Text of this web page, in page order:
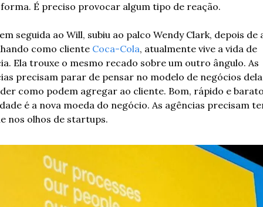
É preciso provocar algum tipo de reação.
seguida ao Will, subiu ao palco Wendy Clark, depois de
como cliente Coca-Cola, atualmente vive a vida de
Ela trouxe o mesmo recado sobre um outro ângulo. As
precisam parar de pensar no modelo de negócios
como podem agregar ao cliente. Bom, rápido e
é a nova moeda do negócio. As agências precisam
nos olhos de startups.